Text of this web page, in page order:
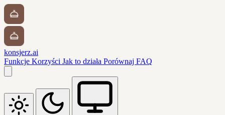
konsjerz.ai
Funkcje Korzyści Jak to działa Porównaj FAQ